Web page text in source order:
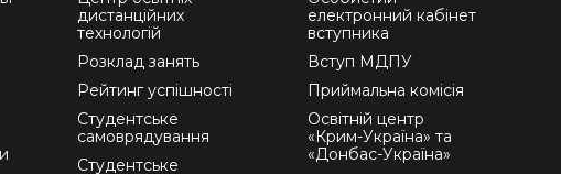
дистанційних
технологій
Розклад занять
Рейтинг успішності
Студентське
самоврядування
Студентське
електронний кабінет
вступника
Вступ МДПУ
Приймальна комісія
Освітній центр
«Крим-Україна» та
«Донбас-Україна»